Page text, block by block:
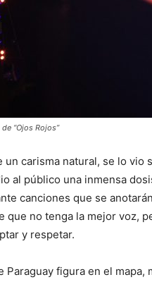
“Ojos Rojos”
un carisma natural, se lo
al público una inmensa
canciones que se
que no tenga la mejor voz,
y respetar.
Paraguay figura en el